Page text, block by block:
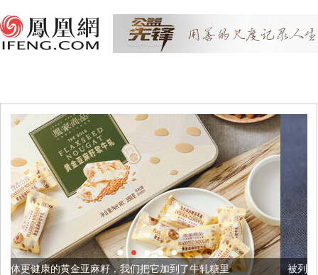
籽，我们把它加到了牛轧糖里 被列入佛家七宝的它到底有